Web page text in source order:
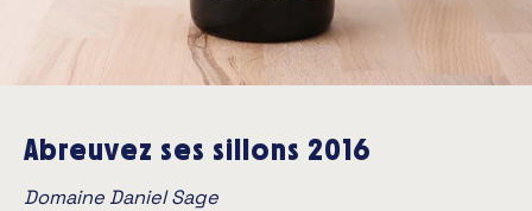
Abreuvez ses sillons 2016
Domaine Daniel Sage